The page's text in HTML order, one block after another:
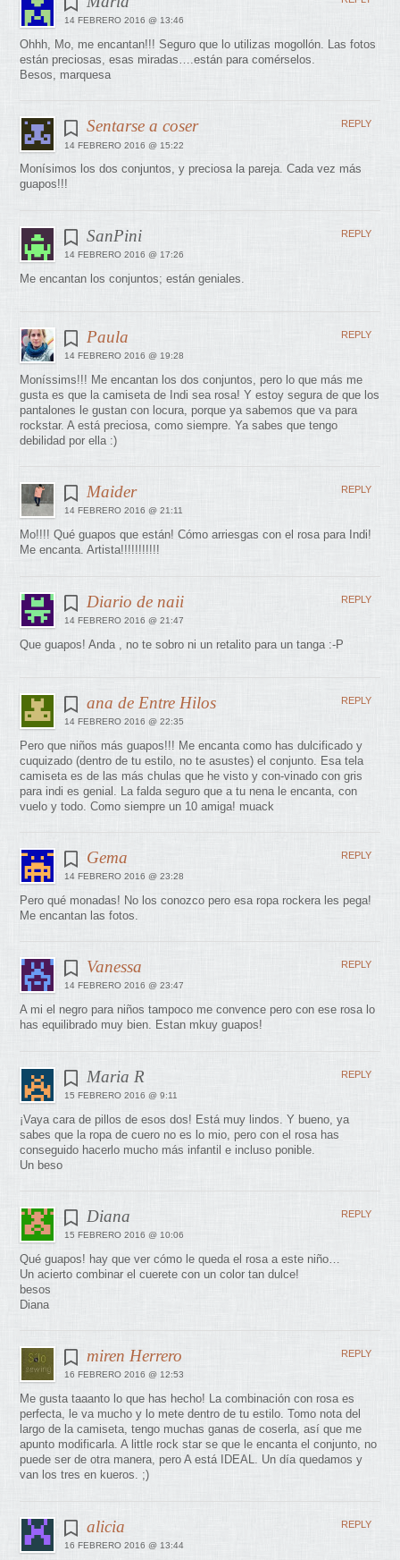
14 FEBRERO 2016 @ 13:46
Ohhh, Mo, me encantan!!! Seguro que lo utilizas mogollón. Las fotos
están preciosas, esas miradas….están para comérselos.
Besos, marquesa
Sentarse a coser
14 FEBRERO 2016 @ 15:22
Monísimos los dos conjuntos, y preciosa la pareja. Cada vez más
guapos!!!
REPLY
SanPini
14 FEBRERO 2016 @ 17:26
Me encantan los conjuntos; están geniales.
REPLY
Paula
14 FEBRERO 2016 @ 19:28
Moníssims!!! Me encantan los dos conjuntos, pero lo que más me
gusta es que la camiseta de Indi sea rosa! Y estoy segura de que los
pantalones le gustan con locura, porque ya sabemos que va para
rockstar. A está preciosa, como siempre. Ya sabes que tengo
debilidad por ella :)
REPLY
Maider
14 FEBRERO 2016 @ 21:11
Mo!!!! Qué guapos que están! Cómo arriesgas con el rosa para Indi!
Me encanta. Artista!!!!!!!!!!!
REPLY
Diario de naii
14 FEBRERO 2016 @ 21:47
Que guapos! Anda , no te sobro ni un retalito para un tanga :-P
REPLY
ana de Entre Hilos
14 FEBRERO 2016 @ 22:35
Pero que niños más guapos!!! Me encanta como has dulcificado y
cuquizado (dentro de tu estilo, no te asustes) el conjunto. Esa tela
camiseta es de las más chulas que he visto y con-vinado con gris
para indi es genial. La falda seguro que a tu nena le encanta, con
vuelo y todo. Como siempre un 10 amiga! muack
REPLY
Gema
14 FEBRERO 2016 @ 23:28
Pero qué monadas! No los conozco pero esa ropa rockera les pega!
Me encantan las fotos.
REPLY
Vanessa
14 FEBRERO 2016 @ 23:47
A mi el negro para niños tampoco me convence pero con ese rosa lo
has equilibrado muy bien. Estan mkuy guapos!
REPLY
Maria R
15 FEBRERO 2016 @ 9:11
¡Vaya cara de pillos de esos dos! Está muy lindos. Y bueno, ya
sabes que la ropa de cuero no es lo mio, pero con el rosa has
conseguido hacerlo mucho más infantil e incluso ponible.
Un beso
REPLY
Diana
15 FEBRERO 2016 @ 10:06
Qué guapos! hay que ver cómo le queda el rosa a este niño…
Un acierto combinar el cuerete con un color tan dulce!
besos
Diana
REPLY
miren Herrero
16 FEBRERO 2016 @ 12:53
Me gusta taaanto lo que has hecho! La combinación con rosa es
perfecta, le va mucho y lo mete dentro de tu estilo. Tomo nota del
largo de la camiseta, tengo muchas ganas de coserla, así que me
apunto modificarla. A little rock star se que le encanta el conjunto, no
puede ser de otra manera, pero A está IDEAL. Un día quedamos y
van los tres en kueros. ;)
REPLY
alicia
16 FEBRERO 2016 @ 13:44
REPLY